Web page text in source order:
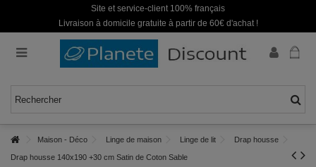
Site et service-client 100% français
Livraison à domicile gratuite à partir de 60€ d'achat !
Maison - Déco Linge de maison Linge de lit Drap housse
Drap housse 140x190 +30 cm Satin de Coton Sable